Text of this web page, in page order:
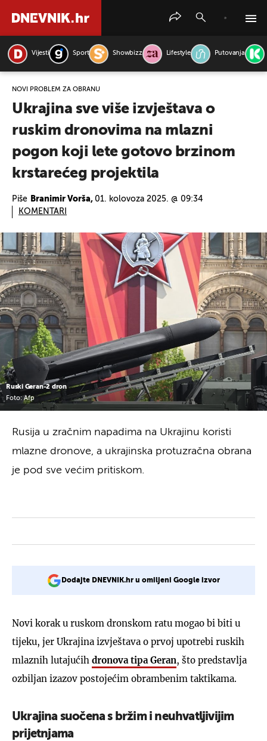
Vijesti Sport Showbizz Lifestyle Putovanja
NOVI PROBLEM ZA OBRANU
Ukrajina sve više izvještava o
ruskim dronovima na mlazni
pogon koji lete gotovo brzinom
krstarećeg projektila
Piše Branimir Vorša, 01. kolovoza 2025. @ 09:34
KOMENTARI
Ruski Geran-2 dron
Foto: Afp
Rusija u zračnim napadima na Ukrajinu koristi
mlazne dronove, a ukrajinska protuzračna obrana
je pod sve većim pritiskom.
Dodajte DNEVNIK.hr u omiljeni Google izvor
Novi korak u ruskom dronskom ratu mogao bi biti u
tijeku, jer Ukrajina izvještava o prvoj upotrebi ruskih
mlaznih lutajućih dronova tipa Geran, što predstavlja
ozbiljan izazov postojećim obrambenim taktikama.
Ukrajina suočena s bržim i neuhvatljivijim
prijetnjama
PRETRAŽITE VIJESTI